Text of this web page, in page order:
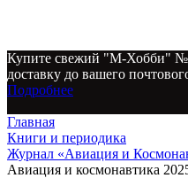
Купите свежий "М-Хобби"
доставку до вашего
Подробнее
Главная
Книги и периодика
Журнал «Авиация и
Авиация и космонавтика